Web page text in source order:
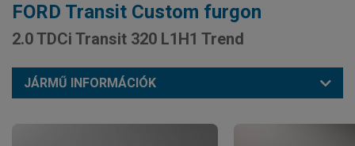
FORD Transit Custom furgon
2.0 TDCi Transit 320 L1H1 Trend
JÁRMŰ INFORMÁCIÓK